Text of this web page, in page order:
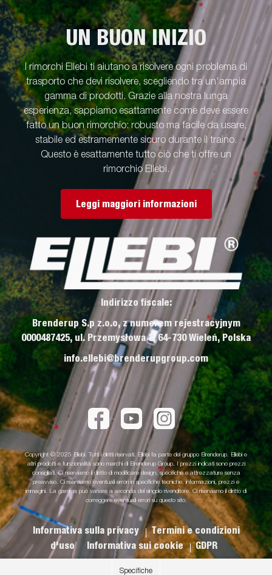
Specifiche
UN BUON INIZIO
I rimorchi Ellebi ti aiutano a risolvere ogni problema di
trasporto che devi risolvere, scegliendo tra un'ampia
gamma di prodotti. Grazie alla nostra lunga
esperienza, sappiamo esattamente come deve essere
fatto un buon rimorchio: robusto ma facile da usare,
stabile ed estramemente sicuro durante il traino.
Questo è esattamente tutto ciò che ti offre un
rimorchio Ellebi.
Leggi maggiori informazioni
Indirizzo fiscale:
Brenderup S.p z.o.o, z numerem rejestracyjnym
0000487425, ul. Przemysłowa 3, 64-730 Wieleń, Polska
info.ellebi@brenderupgroup.com
Copyright © 2025 Ellebi. Tutti i diritti riservati. Ellebi fa parte del gruppo Brenderup. Ellebi e
altri prodotti e funzionalità sono marchi di Brenderup Group. I prezzi indicati sono prezzi
consigliati. Ci riserviamo il diritto di modificare design, specifiche e attrezzature senza
preavviso. Ci riserviamo eventuali errori in specifiche tecniche, informazioni, prezzi e
immagini. La gamma può variare a seconda del singolo rivenditore. Ci riserviamo il diritto di
correggere eventuali errori su questo sito.
Informativa sulla privacy
Termini e condizioni
d'uso
Informativa sui cookie GDPR